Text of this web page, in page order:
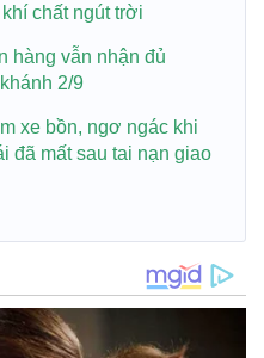
chất ngút trời
hàng vẫn nhận đủ
2/9
xe bồn, ngơ ngác khi
đã mất sau tai nạn giao